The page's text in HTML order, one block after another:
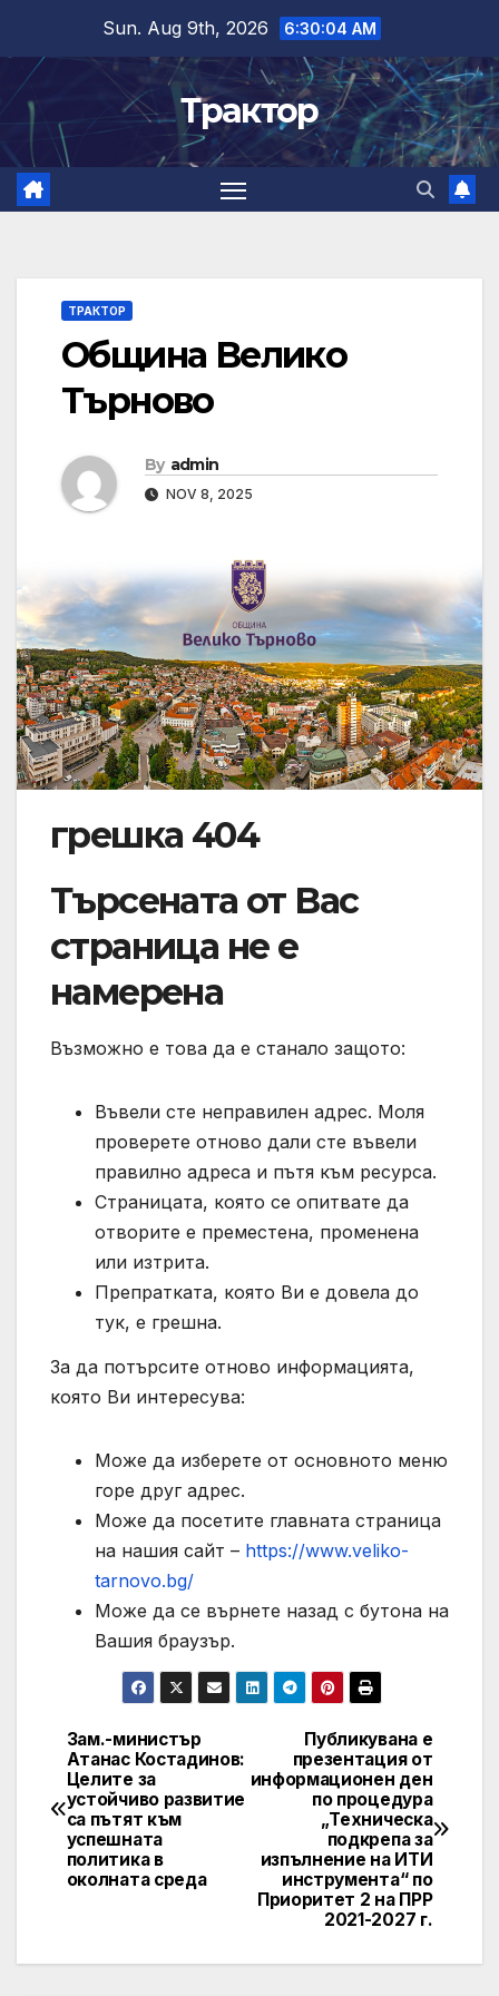
content
Sun. Aug 9th, 2026 6:30:05 AM
Трактор
ТРАКТОР
Община Велико
Търново
By admin
NOV 8, 2025
грешка 404
Търсената от Вас
страница не е
намерена
Възможно е това да е станало защото:
Въвели сте неправилен адрес. Моля
проверете отново дали сте въвели
правилно адреса и пътя към ресурса.
Страницата, която се опитвате да
отворите е преместена, променена
или изтрита.
Препратката, която Ви е довела до
тук, е грешна.
За да потърсите отново информацията,
която Ви интересува:
Може да изберете от основното меню
горе друг адрес.
Може да посетите главната страница
на нашия сайт – https://www.veliko-
tarnovo.bg/
Може да се върнете назад с бутона на
Вашия браузър.
Post
navigation
Публикувана е
презентация от
информационен ден
по процедура
„Техническа
подкрепа за
изпълнение на ИТИ
инструмента“ по
Приоритет 2 на ПРР
2021-2027 г.
Зам.-министър
Атанас Костадинов:
Целите за
устойчиво развитие
са пътят към
успешната
политика в
околната среда